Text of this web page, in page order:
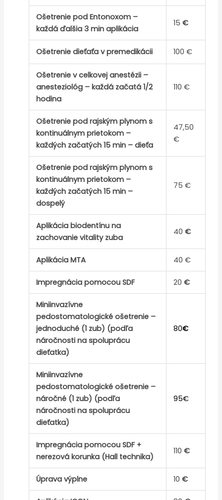
Ošetrenie pod Entonoxom –
každá ďalšia 3 min aplikácia
15€
Ošetrenie dieťaťa v premedikácii 100 €
Ošetrenie v celkovej anestézii –
anesteziológ – každá začatá 1/2
hodina
110 €
Ošetrenie pod rajským plynom s
kontinuálnym prietokom –
každých začatých 15 min – dieťa
47,50
€
Ošetrenie pod rajským plynom s
kontinuálnym prietokom –
každých začatých 15 min –
dospelý
75 €
Aplikácia biodentínu na
zachovanie vitality zuba
40€
Aplikácia MTA 40 €
Impregnácia pomocou SDF 20€
Miniinvazívne
pedostomatologické ošetrenie –
jednoduché (1 zub) (podľa
náročnosti na spoluprácu
dieťatka)
80€
Miniinvazívne
pedostomatologické ošetrenie –
náročné (1 zub) (podľa
náročnosti na spoluprácu
dieťatka)
95€
Impregnácia pomocou SDF +
nerezová korunka (Hall technika)
110€
Úprava výplne 10€